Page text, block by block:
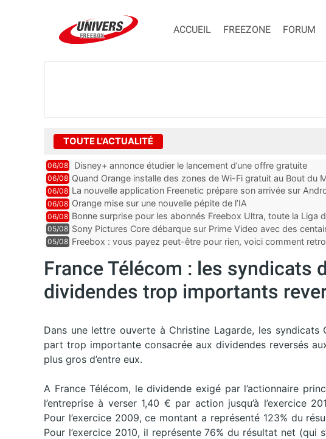
ACCUEIL FREEZONE FORUM
TOUTE L'ACTUALITÉ
06/08 Disney+ annonce étudier le lancement d’une offre gratuite
06/08 Quand Orange installe des zones de Wi-Fi gratuit au Bout du
06/08 La nouvelle application Freenetic prépare son arrivée sur
abonnés Freebox, testez la
06/08 Orange mise sur une nouvelle pépite de l’IA
06/08 Bonne surprise pour les abonnés Freebox Ultra, toute la Liga
inclus
05/08 Sony Pictures Core débarque sur Prime Video avec des
05/08 Freebox : vous payez peut-être pour rien, voici comment
France Télécom : les syndicats
dividendes trop importants
Dans une lettre ouverte à Christine Lagarde, les syndicats
part trop importante consacrée aux dividendes reversés
plus gros d’entre eux.
A France Télécom, le dividende exigé par l’actionnaire
l’entreprise à verser 1,40 € par action jusqu’à l’exercice
Pour l’exercice 2009, ce montant a représenté 123% du
Pour l’exercice 2010, il représente 76% du résultat net (qui